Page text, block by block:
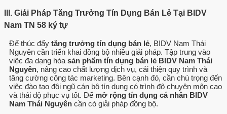
III. Giải Pháp Tăng Trưởng Tín Dụng Bán Lẻ Tại BIDV
Nam TN 58 ký tự
Để thúc đẩy tăng trưởng tín dụng bán lẻ, BIDV Nam Thái
Nguyên cần triển khai đồng bộ nhiều giải pháp. Tập trung vào
việc đa dạng hóa sản phẩm tín dụng bán lẻ BIDV Nam Thái
Nguyên, nâng cao chất lượng dịch vụ, cải thiện quy trình và
tăng cường công tác marketing. Bên cạnh đó, cần chú trọng đến
việc đào tạo đội ngũ cán bộ tín dụng có trình độ chuyên môn cao
và thái độ phục vụ tốt. Để mở rộng tín dụng cá nhân BIDV
Nam Thái Nguyên cần có giải pháp đồng bộ.